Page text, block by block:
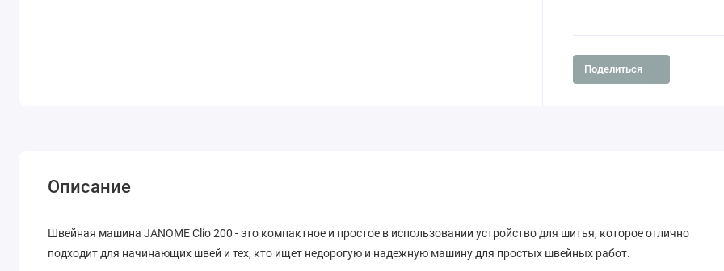
Поделиться
Описание
Швейная машина JANOME Clio 200 - это компактное и простое в использовании устройство для шитья, которое отлично
подходит для начинающих швей и тех, кто ищет недорогую и надежную машину для простых швейных работ.